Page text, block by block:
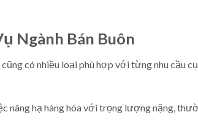
Ngành Bán Buôn
có nhiều loại phù hợp với từng nhu cầu
nâng hạ hàng hóa với trọng lượng nặng,